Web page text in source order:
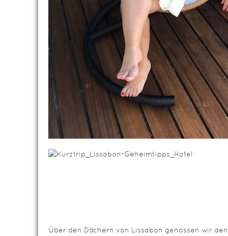
Über den Dächern von Lissabon genossen wir